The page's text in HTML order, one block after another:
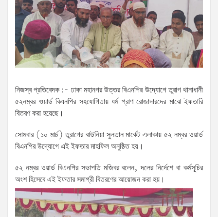
নিজস্ব প্রতিবেদক :- ঢাকা মহানগর উত্তর বিএনপির উদ্যোগে তুরাগ থানাধানী
৫২নম্বর ওয়ার্ড বিএনপির সহযোগিতায় ধর্ম প্রাণ রোজাদারদের মাঝে ইফতারি
বিতরণ করা হয়েছে।
সোমবার (১০ মার্চ) তুরাগের বাউনিয়া সুলতান মার্কেট এলাকায় ৫২ নম্বর ওয়ার্ড
বিএনপির উদ্যোগে এই ইফতার মাহফিল অনুষ্ঠিত হয়।
৫২ নম্বর ওয়ার্ড বিএনপির সভাপতি মজিবর বলেন, দলের নির্দেশে বা কর্মসূচির
অংশ হিসেবে এই ইফতার সমাগ্রী বিতরণের আয়োজন করা হয়।